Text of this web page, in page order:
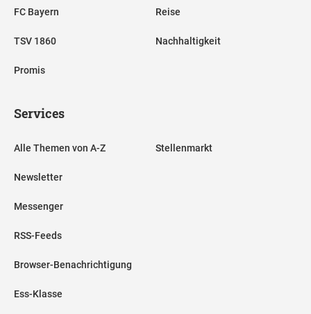
FC Bayern
TSV 1860
Promis
Reise
Nachhaltigkeit
Services
Alle Themen von A-Z
Newsletter
Messenger
RSS-Feeds
Browser-Benachrichtigung
Ess-Klasse
Stellenmarkt